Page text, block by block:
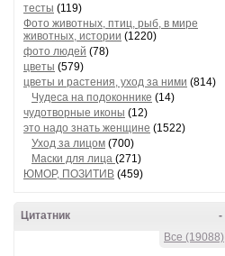
тесты (119)
Фото животных, птиц, рыб, в мире
животных, истории (1220)
фото людей (78)
цветы (579)
цветы и растения, уход за ними (814)
Чудеса на подоконнике (14)
чудотворные иконы (12)
это надо знать женщине (1522)
Уход за лицом (700)
Маски для лица (271)
ЮМОР, ПОЗИТИВ (459)
-
Цитатник
Все (19088)